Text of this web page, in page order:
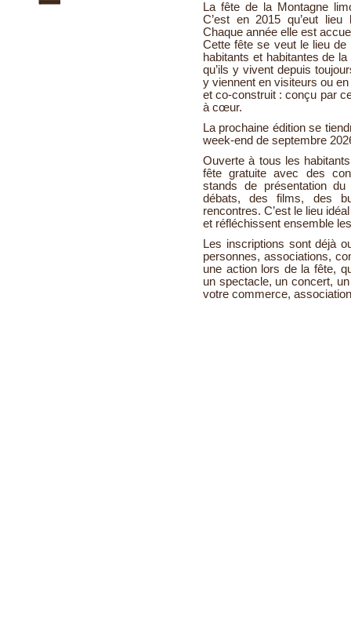
La fête de la Montagne
C’est en 2015 qu’eut
Chaque année elle est
Cette fête se veut le lieu de
habitants et habitantes de
qu’ils y vivent depuis
y viennent en visiteurs ou
et co-construit : conçu par
à cœur.
La prochaine édition se
week-end de septembre
Ouverte à tous les
fête gratuite avec des
stands de présentation
débats, des films, des
rencontres. C’est le lieu
et réfléchissent ensemble
Les inscriptions sont déjà
personnes, associations,
une action lors de la fête,
un spectacle, un concert,
votre commerce,